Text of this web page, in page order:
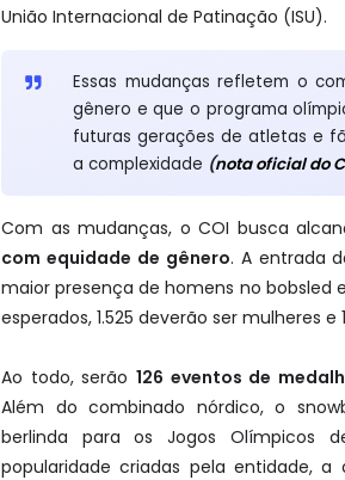
União Internacional de Patinação (ISU).
Essas mudanças refletem o
gênero e que o programa
futuras gerações de atletas e
a complexidade (nota oficial do
Com as mudanças, o COI busca
com equidade de gênero. A entrada
maior presença de homens no bobsled
esperados, 1.525 deverão ser mulheres e
Ao todo, serão126 eventos de
Além do combinado nórdico, o
berlinda para os Jogos Olímpicos
popularidade criadas pela entidade,